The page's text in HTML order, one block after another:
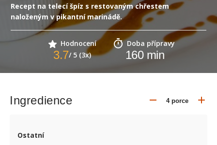
Recept na telecí špíz s restovaným chřestem
naloženým v pikantní marinádě.
Hodnocení
3.7/ 5 (3x)
Doba přípravy
160min
Ingredience
Ostatní